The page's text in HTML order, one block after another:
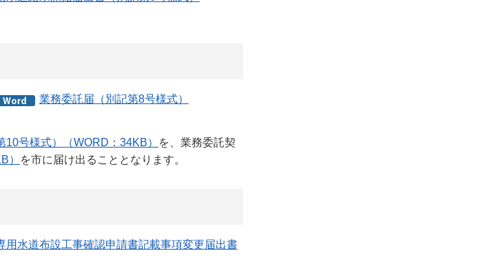
業務委託届（別記第8号様式）
号様式）（WORD：34KB）
を、業務委託契
） を市に届け出ることとなります。
用水道布設工事確認申請書記載事項変更届出書